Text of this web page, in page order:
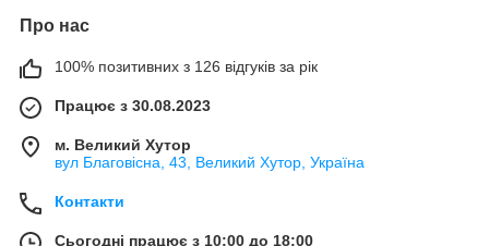
Про нас
100% позитивних з 126 відгуків за рік
Працює з 30.08.2023
м. Великий Хутор
вул Благовісна, 43, Великий Хутор, Україна
Контакти
Сьогодні працює з 10:00 до 18:00